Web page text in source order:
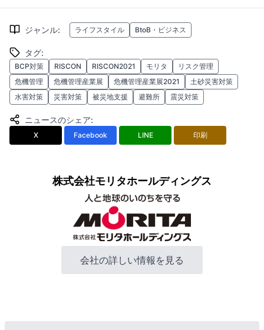
ジャンル: ライフスタイル BtoB・ビジネス
タグ:
BCP対策 RISCON RISCON2021 モリタ
リスク管理
危機管理
危機管理産業展 危機管理産業展2021
土砂災害対策
水害対策
災害対策 被災地支援 避難所 震災対策
ニュースのシェア:
X Facebook LINE 印刷
株式会社モリタホールディングス
会社の詳しい情報を見る